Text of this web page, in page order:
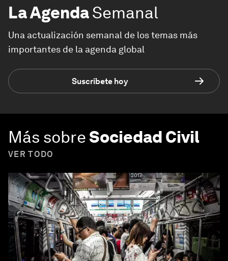
La AgendaSemanal
Una actualización semanal de los temas más
importantes de la agenda global
Suscríbete hoy
Más sobreSociedad Civil
VER TODO